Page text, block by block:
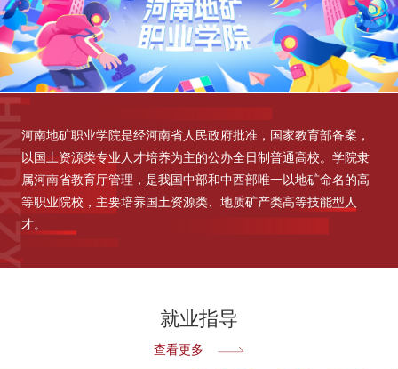
河南地矿职业学院是经河南省人民政府批准，国家教育部备案，
以国土资源类专业人才培养为主的公办全日制普通高校。学院隶
属河南省教育厅管理，是我国中部和中西部唯一以地矿命名的高
等职业院校，主要培养国土资源类、地质矿产类高等技能型人
才。
就业指导
查看更多